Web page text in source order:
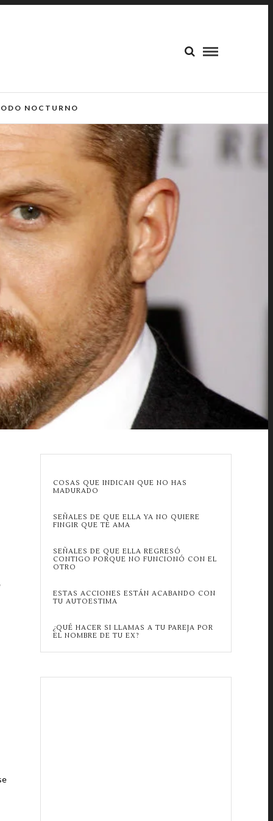
NOCTURNO
COSAS QUE INDICAN QUE NO HAS
MADURADO
SEÑALES DE QUE ELLA YA NO QUIERE
FINGIR QUE TE AMA
SEÑALES DE QUE ELLA REGRESÓ
CONTIGO PORQUE NO FUNCIONÓ CON EL
OTRO
ESTAS ACCIONES ESTÁN ACABANDO CON
TU AUTOESTIMA
¿QUÉ HACER SI LLAMAS A TU PAREJA POR
EL NOMBRE DE TU EX?